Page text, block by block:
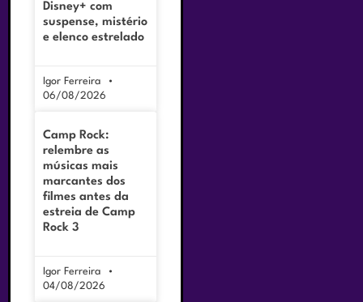
Disney+ com
suspense, mistério
e elenco estrelado
Igor Ferreira
06/08/2026
Camp Rock:
relembre as
músicas mais
marcantes dos
filmes antes da
estreia de Camp
Rock 3
Igor Ferreira
04/08/2026